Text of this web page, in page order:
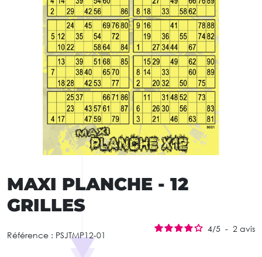
MAXI PLANCHE - 12
GRILLES
Référence : PSJTMP12-01
4/5 - 2 avis